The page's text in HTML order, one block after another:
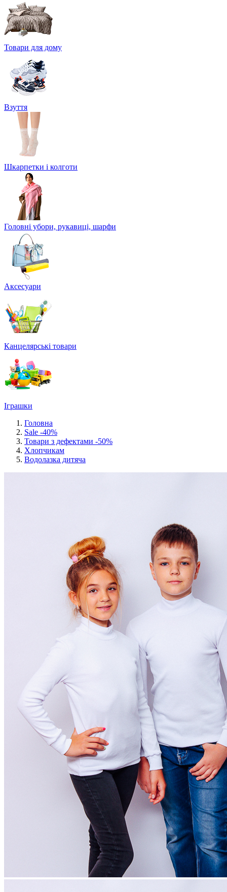
Товари для дому
Взуття
Шкарпетки і колготи
Головні убори, рукавиці, шарфи
Аксесуари
Канцелярські товари
Іграшки
Головна
Sale -40%
Товари з дефектами -50%
Хлопчикам
Водолазка дитяча